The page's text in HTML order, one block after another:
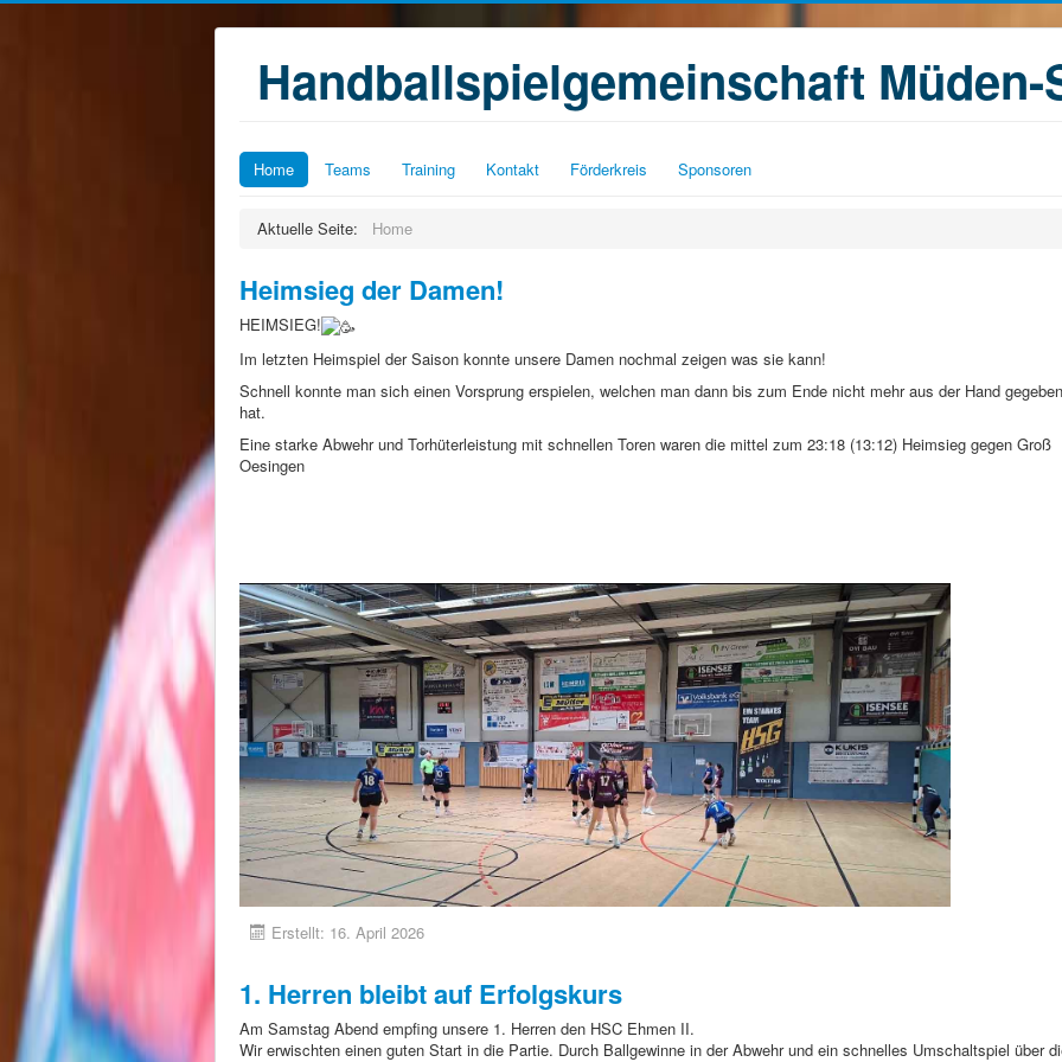
Handballspielgemeinschaft Müden-
Home Teams Training Kontakt Förderkreis Sponsoren
Aktuelle Seite: Home
Heimsieg der Damen!
HEIMSIEG!
Im letzten Heimspiel der Saison konnte unsere Damen nochmal zeigen was sie kann!
Schnell konnte man sich einen Vorsprung erspielen, welchen man dann bis zum Ende nicht mehr aus der Hand gegeben
hat.
Eine starke Abwehr und Torhüterleistung mit schnellen Toren waren die mittel zum 23:18 (13:12) Heimsieg gegen Groß
Oesingen
Erstellt: 16. April 2026
1. Herren bleibt auf Erfolgskurs
Am Samstag Abend empfing unsere 1. Herren den HSC Ehmen II.
Wir erwischten einen guten Start in die Partie. Durch Ballgewinne in der Abwehr und ein schnelles Umschaltspiel über